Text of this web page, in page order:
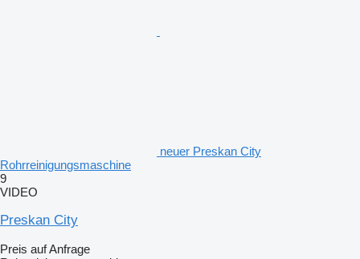
neuer Preskan City
Rohrreinigungsmaschine
9
VIDEO
Preskan City
Preis auf Anfrage